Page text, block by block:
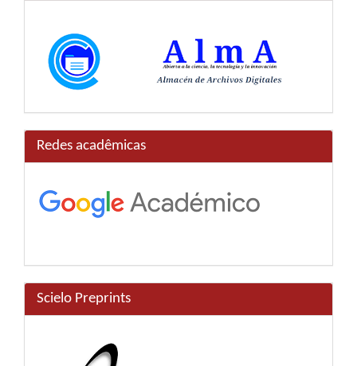
Redes acadêmicas
Scielo Preprints